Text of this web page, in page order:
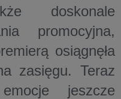
doskonale
promocyjna,
osiągnęła
zasięgu. Teraz
jeszcze